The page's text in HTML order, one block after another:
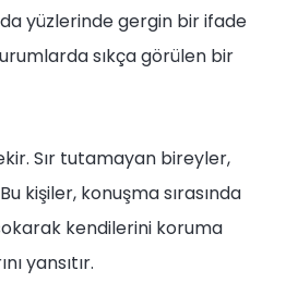
yüzlerinde gergin bir ifade
sıkça görülen bir
Sır tutamayan bireyler,
kişiler, konuşma sırasında
kendilerini koruma
yansıtır.